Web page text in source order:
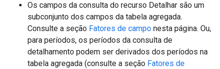
Os campos da consulta do recurso Detalhar são um
subconjunto dos campos da tabela agregada.
Consulte a seção Fatores de campo nesta página. Ou,
para períodos, os períodos da consulta de
detalhamento podem ser derivados dos períodos na
tabela agregada (consulte a seção Fatores de